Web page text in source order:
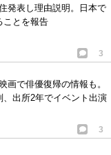
発表し理由説明。日本で
ことを報告
3
画で俳優復帰の情報も。
出所2年でイベント出演
3